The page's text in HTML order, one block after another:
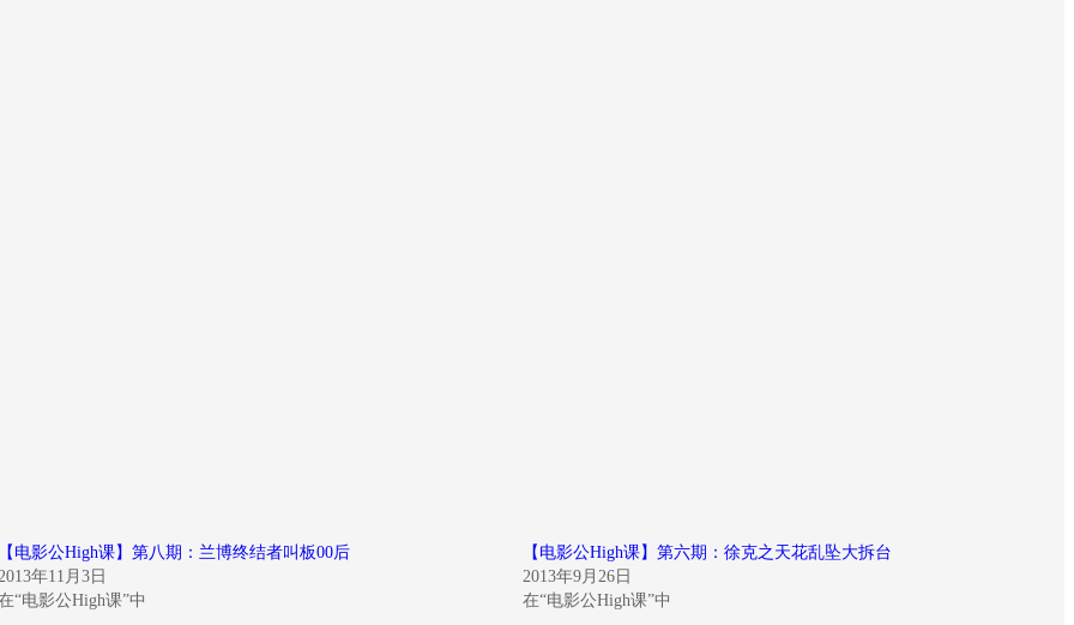
电影公High课】第八期：兰博终结者叫板00后
年11月3日
“电影公High课”中
【电影公High课】第六期：徐克之天花乱坠大拆台
2013年9月26日
在“电影公High课”中